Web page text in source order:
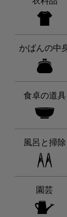
かばんの中
食卓の道具
風呂と掃除
園芸